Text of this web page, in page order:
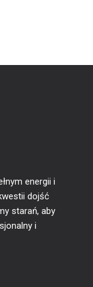
energii i
dojść
starań, aby
i